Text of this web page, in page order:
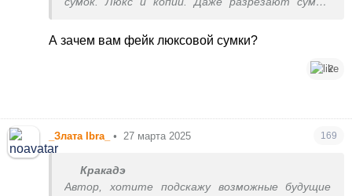
качественную подделку любой сумки? И да, я не
А зачем вам фейк люксовой сумки?
2
_Злата Ibra_ • 27 марта 2025 169
Кракадэ
Автор, хотите подскажу возможные будущие